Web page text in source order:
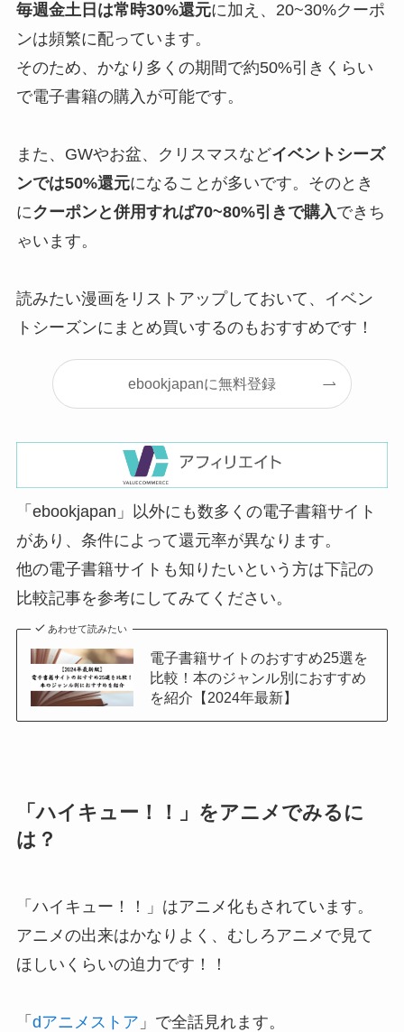
毎週金土日は常時30%還元に加え、20~30%クーポ
ンは頻繁に配っています。
そのため、かなり多くの期間で約50%引きくらい
で電子書籍の購入が可能です。
また、GWやお盆、クリスマスなどイベントシーズ
ンでは50%還元になることが多いです。そのとき
にクーポンと併用すれば70~80%引きで購入できち
ゃいます。
読みたい漫画をリストアップしておいて、イベン
トシーズンにまとめ買いするのもおすすめです！
ebookjapanに無料登録
「ebookjapan」以外にも数多くの電子書籍サイト
があり、条件によって還元率が異なります。
他の電子書籍サイトも知りたいという方は下記の
比較記事を参考にしてみてください。
あわせて読みたい
電子書籍サイトのおすすめ25選を
比較！本のジャンル別におすすめ
を紹介【2024年最新】
「ハイキュー！！」をアニメでみるに
は？
「ハイキュー！！」はアニメ化もされています。
アニメの出来はかなりよく、むしろアニメで見て
ほしいくらいの迫力です！！
「 dアニメストア 」で全話見れます。